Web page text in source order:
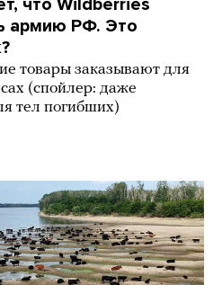
что Wildberries
армию РФ. Это
товары заказывают для
(спойлер: даже
тел погибших)